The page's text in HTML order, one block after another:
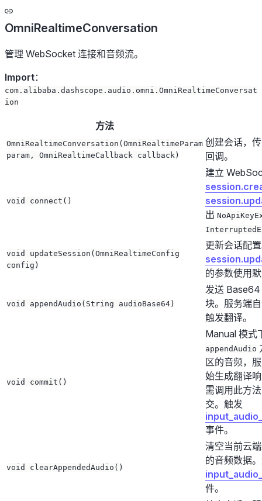
OmniRealtimeConversation
管理 WebSocket 连接和音频流。
Import：
com.alibaba.dashscope.audio.omni.OmniRealtimeConversat
ion
方法
OmniRealtimeConversation(OmniRealtimeParam
param, OmniRealtimeCallback callback)
创建会话，
回调。
void connect()
建立
出
void updateSession(OmniRealtimeConfig
config)
更新会话配
的参数使用
void appendAudio(String audioBase64)
发送
块。服务端
触发翻译。
void commit()
Manual 模式
appendAudio
区的音频，
始生成翻译
需调用此方
交。触发
事件。
void clearAppendedAudio()
清空当前云
的音频数据
件。